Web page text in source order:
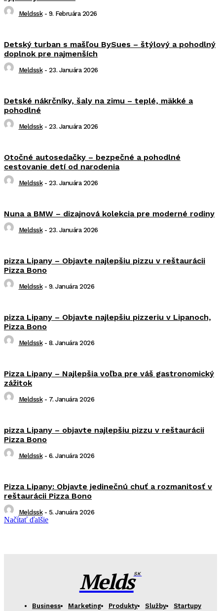
Meldssk - 9. Februára 2026
Detský turban s mašľou BySues – štýlový a pohodlný
doplnok pre najmenších
Meldssk - 23. Januára 2026
Detské nákrčníky, šaly na zimu – teplé, mäkké a
pohodlné
Meldssk - 23. Januára 2026
Otočné autosedačky – bezpečné a pohodlné
cestovanie detí od narodenia
Meldssk - 23. Januára 2026
Nuna a BMW – dizajnová kolekcia pre moderné rodiny
Meldssk - 23. Januára 2026
pizza Lipany – Objavte najlepšiu pizzu v reštaurácii
Pizza Bono
Meldssk - 9. Januára 2026
pizza Lipany – Objavte najlepšiu pizzeriu v Lipanoch,
Pizza Bono
Meldssk - 8. Januára 2026
Pizza Lipany – Najlepšia voľba pre váš gastronomický
zážitok
Meldssk - 7. Januára 2026
pizza Lipany – objavte najlepšiu pizzu v reštaurácii
Pizza Bono
Meldssk - 6. Januára 2026
Pizza Lipany: Objavte jedinečnú chuť a rozmanitosť v
reštaurácii Pizza Bono
Meldssk - 5. Januára 2026
Načítať ďalšie
MeldsSK
Business Marketing Produkty Služby
Startupy